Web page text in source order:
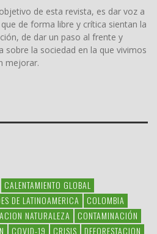
de esta revista, es dar voz a
de forma libre y crítica sientan la
de dar un paso al frente y
sobre la sociedad en la que vivimos
mejorar.
CALENTAMIENTO GLOBAL
DE LATINOAMERICA
COLOMBIA
NATURALEZA
CONTAMINACIÓN
COVID-19 CRISIS DEFORESTACION